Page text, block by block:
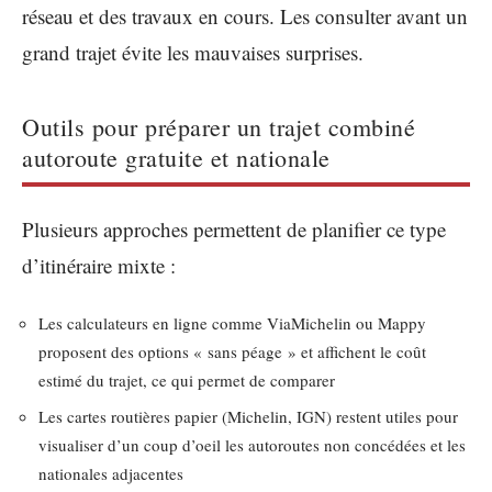
réseau et des travaux en cours. Les consulter avant un
grand trajet évite les mauvaises surprises.
Outils pour préparer un trajet combiné
autoroute gratuite et nationale
Plusieurs approches permettent de planifier ce type
d’itinéraire mixte :
Les calculateurs en ligne comme ViaMichelin ou Mappy
proposent des options « sans péage » et affichent le coût
estimé du trajet, ce qui permet de comparer
Les cartes routières papier (Michelin, IGN) restent utiles pour
visualiser d’un coup d’oeil les autoroutes non concédées et les
nationales adjacentes